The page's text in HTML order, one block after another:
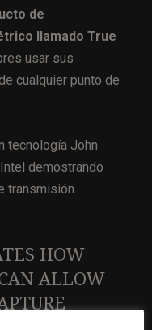
de
llamado True
usar sus
cualquier punto de
tecnología John
demostrando
transmisión
HOW
ALLOW